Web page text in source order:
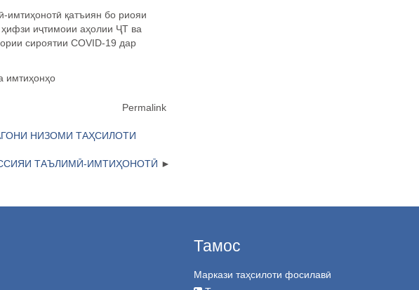
ӣ-имтиҳонотӣ қатъиян бо риояи
ҳифзи иҷтимоии аҳолии ҶТ ва
сироятии COVID-19 дар
имтиҳонҳо
Permalink
НИЗОМИ ТАҲСИЛОТИ
ТАЪЛИМӢ-ИМТИҲОНОТӢ
Тамос
Маркази таҳсилоти фосилавӣ